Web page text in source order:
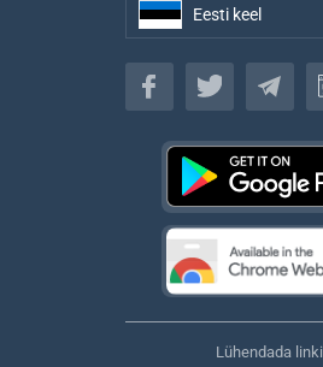
Eesti keel
Eesti keel
Lühendada linki